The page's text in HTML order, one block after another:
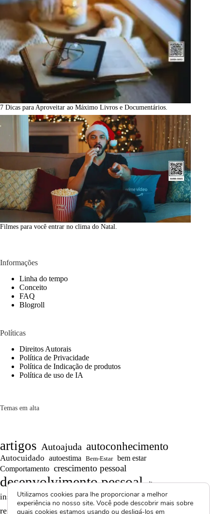
7 Dicas para Aproveitar ao Máximo Livros e Documentários.
Filmes para você entrar no clima do Natal.
Informações
Linha do tempo
Conceito
FAQ
Blogroll
Políticas
Direitos Autorais
Política de Privacidade
Política de Indicação de produtos
Política de uso de IA
Temas em alta
artigos Autoajuda autoconhecimento
Autocuidado autoestima Bem-Estar bem estar
Comportamento crescimento pessoal
desenvolvimento pessoal dicas
inspiração Motivação produtividade Projetos autorais
reflexão Reflexões Reflexões de Vida
Utilizamos cookies para lhe proporcionar a melhor
experiência no nosso site. Você pode descobrir mais sobre
quais cookies estamos usando ou desligá-los em